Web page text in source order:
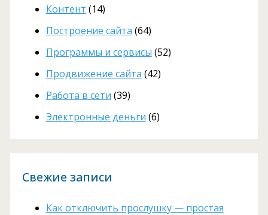
Контент (14)
Построение сайта (64)
Программы и сервисы (52)
Продвижение сайта (42)
Работа в сети (39)
Электронные деньги (6)
Свежие записи
Как отключить прослушку — простая